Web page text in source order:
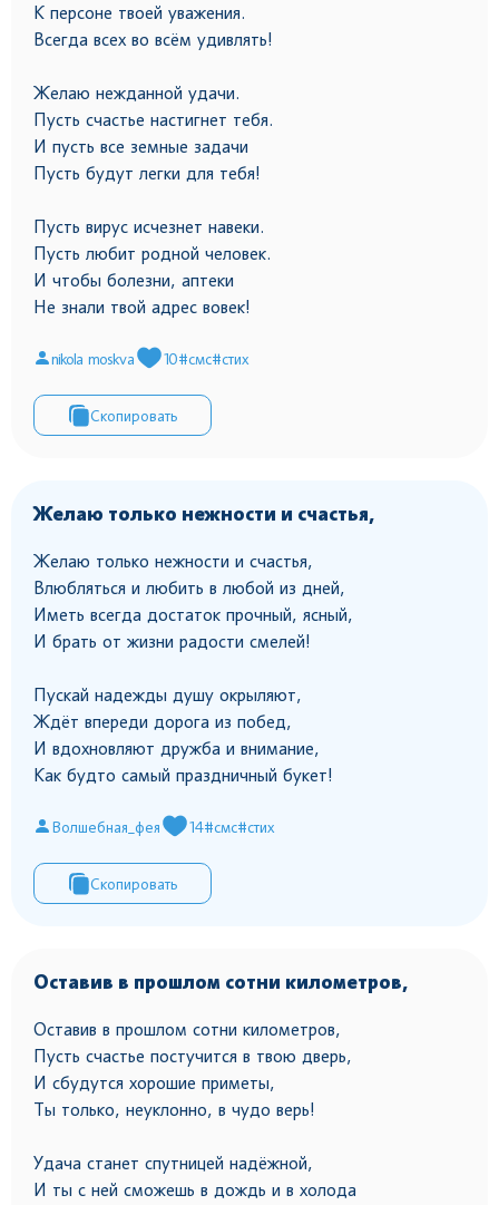
К персоне твоей уважения.
Всегда всех во всём удивлять!
Желаю нежданной удачи.
Пусть счастье настигнет тебя.
И пусть все земные задачи
Пусть будут легки для тебя!
Пусть вирус исчезнет навеки.
Пусть любит родной человек.
И чтобы болезни, аптеки
Не знали твой адрес вовек!
nikola moskva 10#смс#стих
Скопировать
Желаю только нежности и счастья,
Желаю только нежности и счастья,
Влюбляться и любить в любой из дней,
Иметь всегда достаток прочный, ясный,
И брать от жизни радости смелей!
Пускай надежды душу окрыляют,
Ждёт впереди дорога из побед,
И вдохновляют дружба и внимание,
Как будто самый праздничный букет!
Волшебная_фея 14#смс#стих
Скопировать
Оставив в прошлом сотни километров,
Оставив в прошлом сотни километров,
Пусть счастье постучится в твою дверь,
И сбудутся хорошие приметы,
Ты только, неуклонно, в чудо верь!
Удача станет спутницей надёжной,
И ты с ней сможешь в дождь и в холода